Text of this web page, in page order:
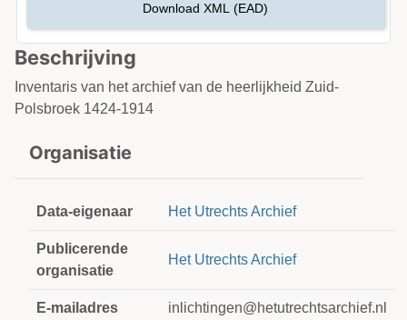
Beschrijving
Inventaris van het archief van de heerlijkheid Zuid-
Polsbroek 1424-1914
Organisatie
Data-eigenaar Het Utrechts Archief
Publicerende
organisatie
Het Utrechts Archief
E-mailadres inlichtingen@hetutrechtsarchief.nl
Download XML (EAD)